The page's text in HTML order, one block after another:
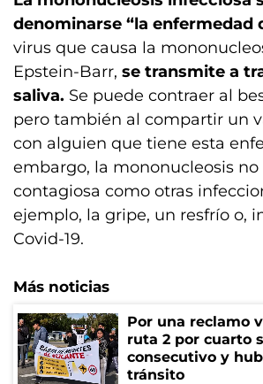
denominarse “la enfermedad
virus que causa la
Epstein-Barr, se transmite a
saliva. Se puede contraer al
pero también al compartir un
con alguien que tiene esta
embargo, la mononucleosis no
contagiosa como otras
ejemplo, la gripe, un resfrío o,
Covid-19.
Más noticias
Por una reclamo
ruta 2 por cuarto
consecutivo y
tránsito